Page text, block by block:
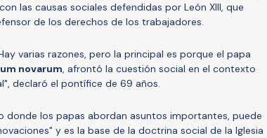
las causas sociales defendidas por León XIII, que
de los derechos de los trabajadores.
varias razones, pero la principal es porque el papa
novarum, afrontó la cuestión social en el contexto
declaró el pontífice de 69 años.
donde los papas abordan asuntos importantes, puede
y es la base de la doctrina social de la Iglesia